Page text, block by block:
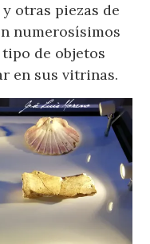
otras piezas de
numerosísimos
de objetos
en sus vitrinas.